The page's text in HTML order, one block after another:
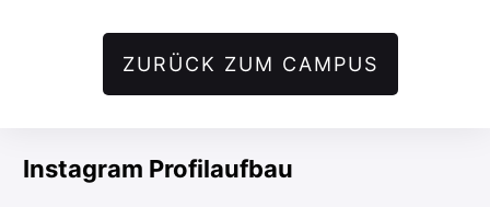
ZURÜCK ZUM CAMPUS
Instagram Profilaufbau